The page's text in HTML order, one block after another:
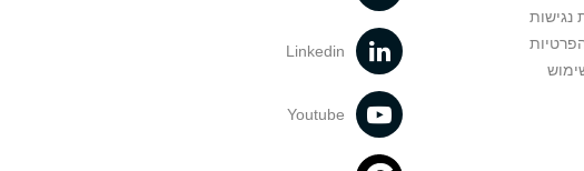
נגישות
Linkedin
Youtube